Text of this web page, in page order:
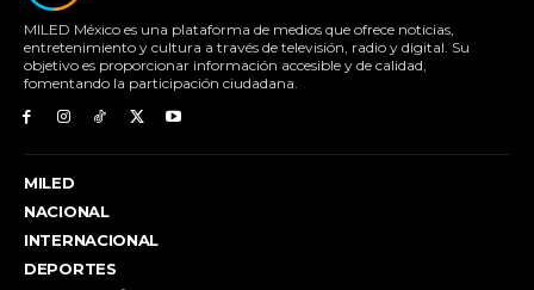
MILED México es una plataforma de medios que ofrece noticias,
entretenimiento y cultura a través de televisión, radio y digital. Su
objetivo es proporcionar información accesible y de calidad,
fomentando la participación ciudadana.
MILED
NACIONAL
INTERNACIONAL
DEPORTES